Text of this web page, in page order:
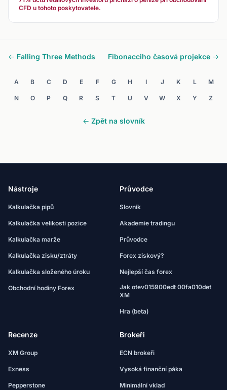
CFD u tohoto poskytovatele.
← Falling Three Methods Fibonacciho časová projekce →
A B C D E F G H I J K L M
N O P Q R S T U V W X Y Z
← Zpět na slovník
Nástroje
Kalkulačka pipů
Kalkulačka velikosti pozice
Kalkulačka marže
Kalkulačka zisku/ztráty
Kalkulačka složeného úroku
Obchodní hodiny Forex
Průvodce
Slovník
Akademie tradingu
Průvodce
Forex ziskový?
Nejlepší čas forex
Jak otev015900edt 00fa010det
XM
Hra (beta)
Recenze
XM Group
Exness
Pepperstone
Brokeři
ECN brokeři
Vysoká finanční páka
Minimální vklad